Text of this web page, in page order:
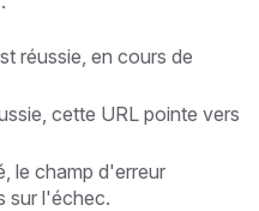
réussie, en cours de
cette URL pointe vers
le champ d'erreur
sur l'échec.